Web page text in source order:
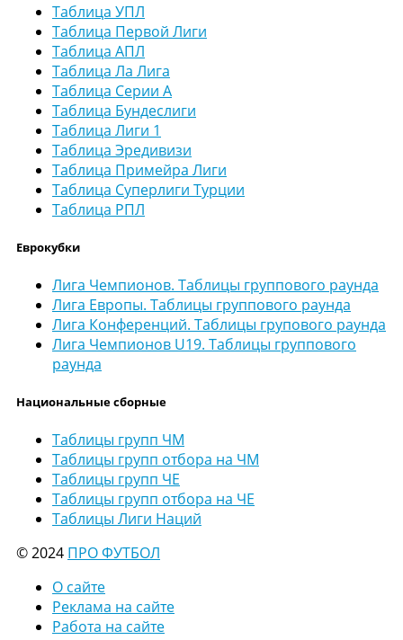
Таблица УПЛ
Таблица Первой Лиги
Таблица АПЛ
Таблица Ла Лига
Таблица Серии А
Таблица Бундеслиги
Таблица Лиги 1
Таблица Эредивизи
Таблица Примейра Лиги
Таблица Суперлиги Турции
Таблица РПЛ
Еврокубки
Лига Чемпионов. Таблицы группового раунда
Лига Европы. Таблицы группового раунда
Лига Конференций. Таблицы групового раунда
Лига Чемпионов U19. Таблицы группового
раунда
Национальные сборные
Таблицы групп ЧМ
Таблицы групп отбора на ЧМ
Таблицы групп ЧЕ
Таблицы групп отбора на ЧЕ
Таблицы Лиги Наций
© 2024 ПРО ФУТБОЛ
О сайте
Реклама на сайте
Работа на сайте